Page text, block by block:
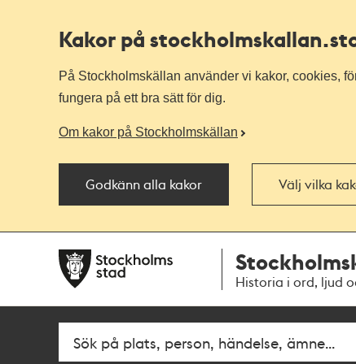
Kakor på stockholmskallan
På Stockholmskällan använder vi kakor, cookies,
fungera på ett bra sätt för dig.
Om kakor på Stockholmskällan
Godkänn alla kakor Välj vilka
navigationen
huvudinnehållet
Historia i ord, ljud
Fritextsök